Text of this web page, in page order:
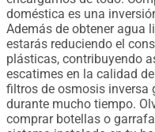
doméstica es una
Además de obtener agua
estarás reduciendo el
plásticas, contribuyendo
escatimes en la calidad
filtros de osmosis
durante mucho tiempo.
comprar botellas o